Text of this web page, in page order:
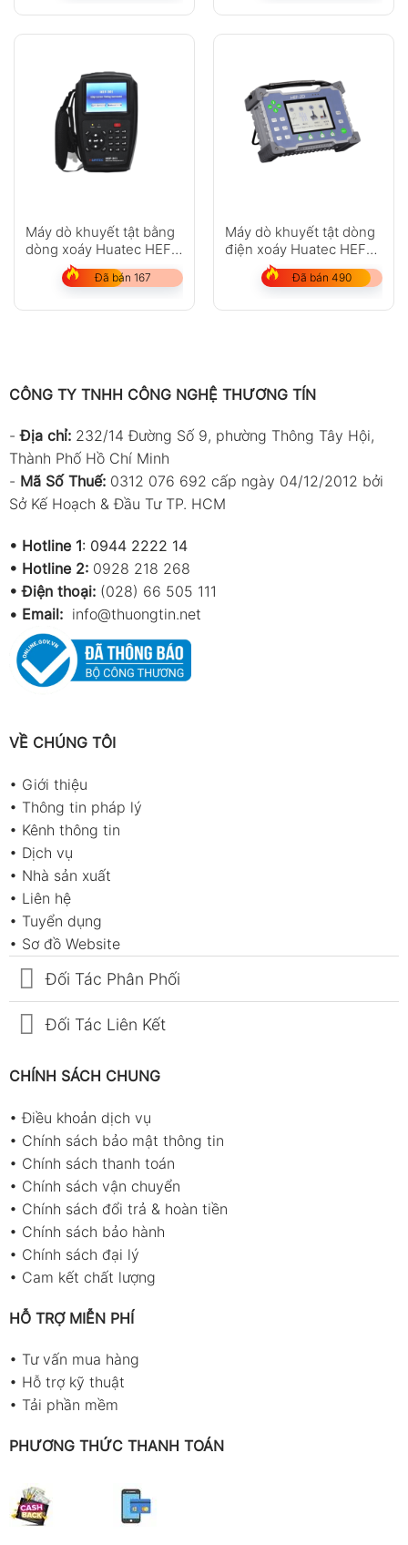
Máy dò khuyết tật bằng
dòng xoáy Huatec HEF-
Đã bán 167
Máy dò khuyết tật dòng
điện xoáy Huatec HEF-
Đã bán 490
CÔNG TY TNHH CÔNG NGHỆ THƯƠNG TÍN
-Địa chỉ: 232/14 Đường Số 9, phường Thông Tây Hội,
Thành Phố Hồ Chí Minh
- Mã Số Thuế: 0312 076 692 cấp ngày 04/12/2012 bởi
Sở Kế Hoạch & Đầu Tư TP. HCM
• Hotline 1: 0944 2222 14
• Hotline 2: 0928 218 268
• Điện thoại: (028) 66 505 111
• Email: info@thuongtin.net
VỀ CHÚNG TÔI
• Giới thiệu
• Thông tin pháp lý
• Kênh thông tin
• Dịch vụ
• Nhà sản xuất
• Liên hệ
• Tuyển dụng
• Sơ đồ Website
Đối Tác Phân Phối
Đối Tác Liên Kết
CHÍNH SÁCH CHUNG
•Điều khoản dịch vụ
• Chính sách bảo mật thông tin
• Chính sách thanh toán
• Chính sách vận chuyển
• Chính sách đổi trả & hoàn tiền
• Chính sách bảo hành
• Chính sách đại lý
• Cam kết chất lượng
HỖ TRỢ MIỄN PHÍ
• Tư vấn mua hàng
• Hỗ trợ kỹ thuật
• Tải phần mềm
PHƯƠNG THỨC THANH TOÁN